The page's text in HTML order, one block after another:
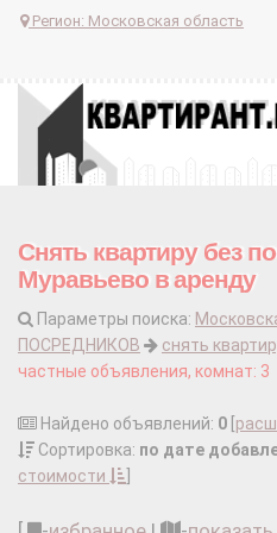
Регион: Московская область
Снять квартиру без
Муравьево в аренду
Параметры поиска:
ПОСРЕДНИКОВ
снять
частные объявления, комнат: 3
Найдено объявлений: 0
Сортировка: по дате
стоимости